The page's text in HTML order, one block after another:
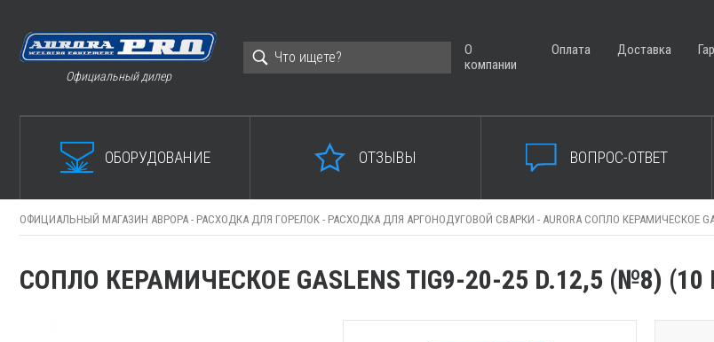
Официальный дилер
О
компании
Оплата Доставка
ОБОРУДОВАНИЕ ОТЗЫВЫ ВОПРОС-ОТВЕТ
ОФИЦИАЛЬНЫЙ МАГАЗИН АВРОРА - РАСХОДКА ДЛЯ ГОРЕЛОК - РАСХОДКА ДЛЯ АРГОНОДУГОВОЙ СВАРКИ - AURORA СОПЛО КЕРАМИЧЕСКОЕ
СОПЛО КЕРАМИЧЕСКОЕ GASLENS TIG9-20-25 D.12,5 (№8)